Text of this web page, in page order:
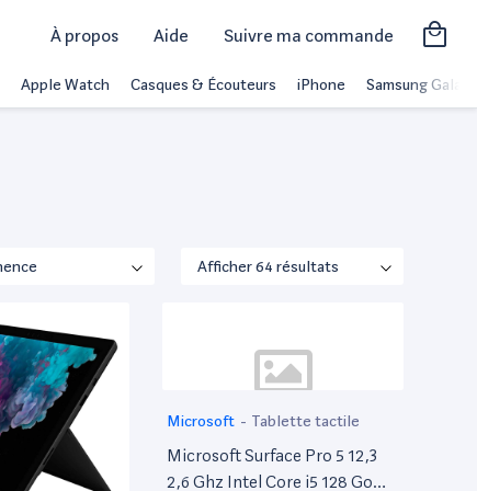
À propos Aide Suivre ma commande
Apple Watch Casques & Écouteurs iPhone Samsung Galaxy
Microsoft - Tablette tactile
Microsoft Surface Pro 5 12,3
2,6 Ghz Intel Core i5 128 Go